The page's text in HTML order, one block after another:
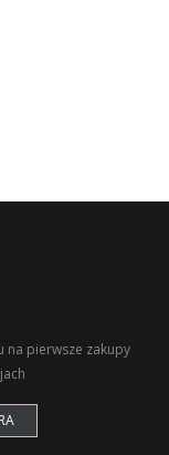
na pierwsze zakupy